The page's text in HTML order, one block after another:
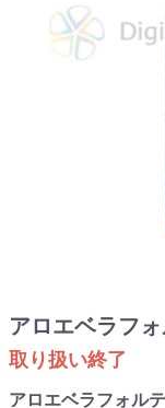
アロエベラフ
取り扱い終了
アロエベラフォル